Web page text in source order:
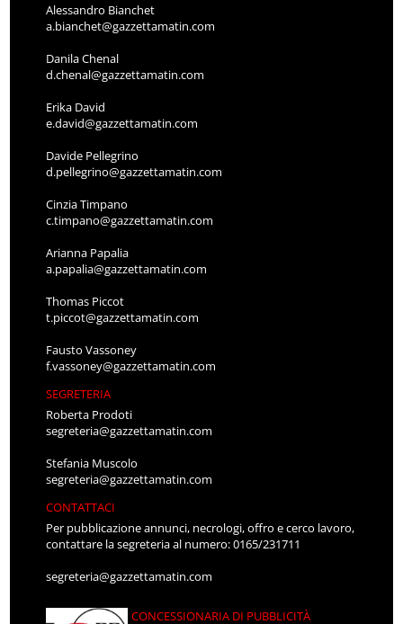
Alessandro Bianchet
a.bianchet@gazzettamatin.com
Danila Chenal
d.chenal@gazzettamatin.com
Erika David
e.david@gazzettamatin.com
Davide Pellegrino
d.pellegrino@gazzettamatin.com
Cinzia Timpano
c.timpano@gazzettamatin.com
Arianna Papalia
a.papalia@gazzettamatin.com
Thomas Piccot
t.piccot@gazzettamatin.com
Fausto Vassoney
f.vassoney@gazzettamatin.com
SEGRETERIA
Roberta Prodoti
segreteria@gazzettamatin.com
Stefania Muscolo
segreteria@gazzettamatin.com
CONTATTACI
Per pubblicazione annunci, necrologi, offro e cerco lavoro,
contattare la segreteria al numero: 0165/231711
segreteria@gazzettamatin.com
CONCESSIONARIA DI PUBBLICITÀ